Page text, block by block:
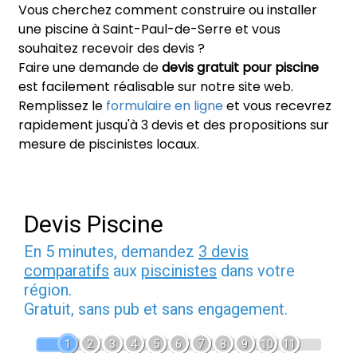
Vous cherchez comment construire ou installer
une piscine à Saint-Paul-de-Serre et vous
souhaitez recevoir des devis ?
Faire une demande dedevis gratuit pour piscine
est facilement réalisable sur notre site web.
Remplissez le formulaire en ligneet vous recevrez
rapidement jusqu'à 3 devis et des propositions sur
mesure de piscinistes locaux.
Devis Piscine
En 5 minutes, demandez 3 devis
comparatifs aux piscinistes dans votre
région.
Gratuit, sans pub et sans engagement.
1 2 3 4 5 6 7 8 9 10 11